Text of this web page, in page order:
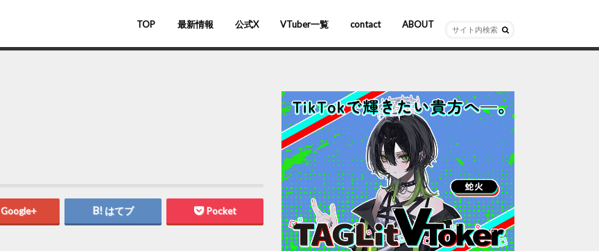
TOP 最新情報 公式X VTuber一覧
バーチャルYouTuber
VR/AR
ホロライブ
にじさんじ
ななしいんく
ぶいすぽっ！
contact ABOUT
Google+ はてブ Pocket